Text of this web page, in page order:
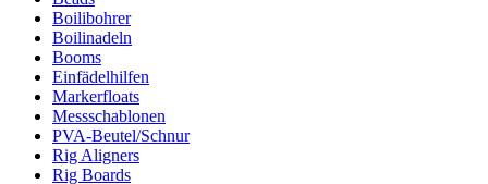
Boilibohrer
Boilinadeln
Booms
Einfädelhilfen
Markerfloats
Messschablonen
PVA-Beutel/Schnur
Rig Aligners
Rig Boards